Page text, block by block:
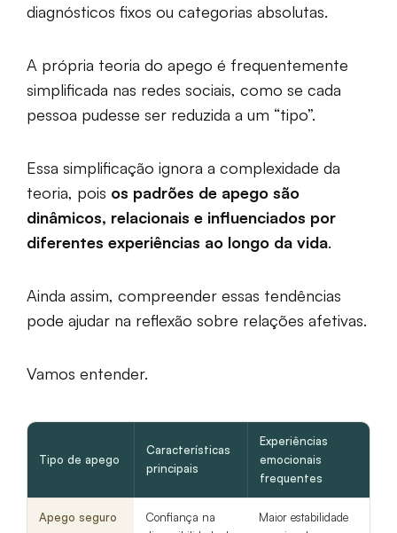
diagnósticos fixos ou categorias absolutas.
A própria teoria do apego é frequentemente
simplificada nas redes sociais, como se cada
pessoa pudesse ser reduzida a um “tipo”.
Essa simplificação ignora a complexidade da
teoria, pois os padrões de apego são
dinâmicos, relacionais e influenciados por
diferentes experiências ao longo da vida.
Ainda assim, compreender essas tendências
pode ajudar na reflexão sobre relações afetivas.
Vamos entender.
Tipo de apego
Características
principais
Experiências
emocionais
frequentes
Apego seguro
Confiança na
Maior estabilidade